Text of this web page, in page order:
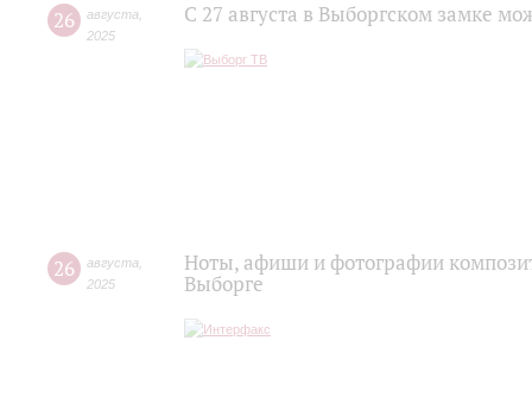
26 августа
2025
С 27 августа в Выборгском замке
26 августа
2025
Ноты, афиши и фотографии
Выборге